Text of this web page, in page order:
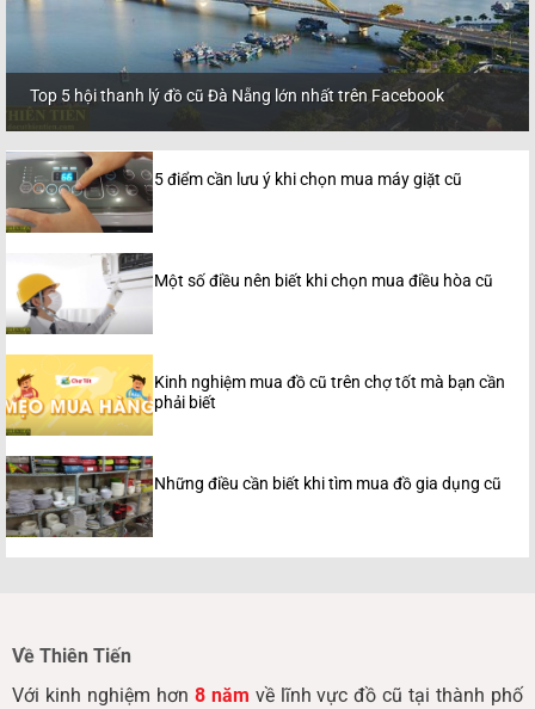
Top 5 hội thanh lý đồ cũ Đà Nẵng lớn nhất trên Facebook
5 điểm cần lưu ý khi chọn mua máy giặt cũ
Một số điều nên biết khi chọn mua điều hòa cũ
Kinh nghiệm mua đồ cũ trên chợ tốt mà bạn cần
phải biết
Những điều cần biết khi tìm mua đồ gia dụng cũ
Về Thiên Tiến
Với kinh nghiệm hơn 8 năm về lĩnh vực đồ cũ tại thành phố